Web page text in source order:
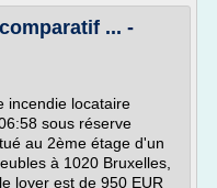
... -
incendie locataire
sous réserve
au 2ème étage d'un
à 1020 Bruxelles,
loyer est de 950 EUR